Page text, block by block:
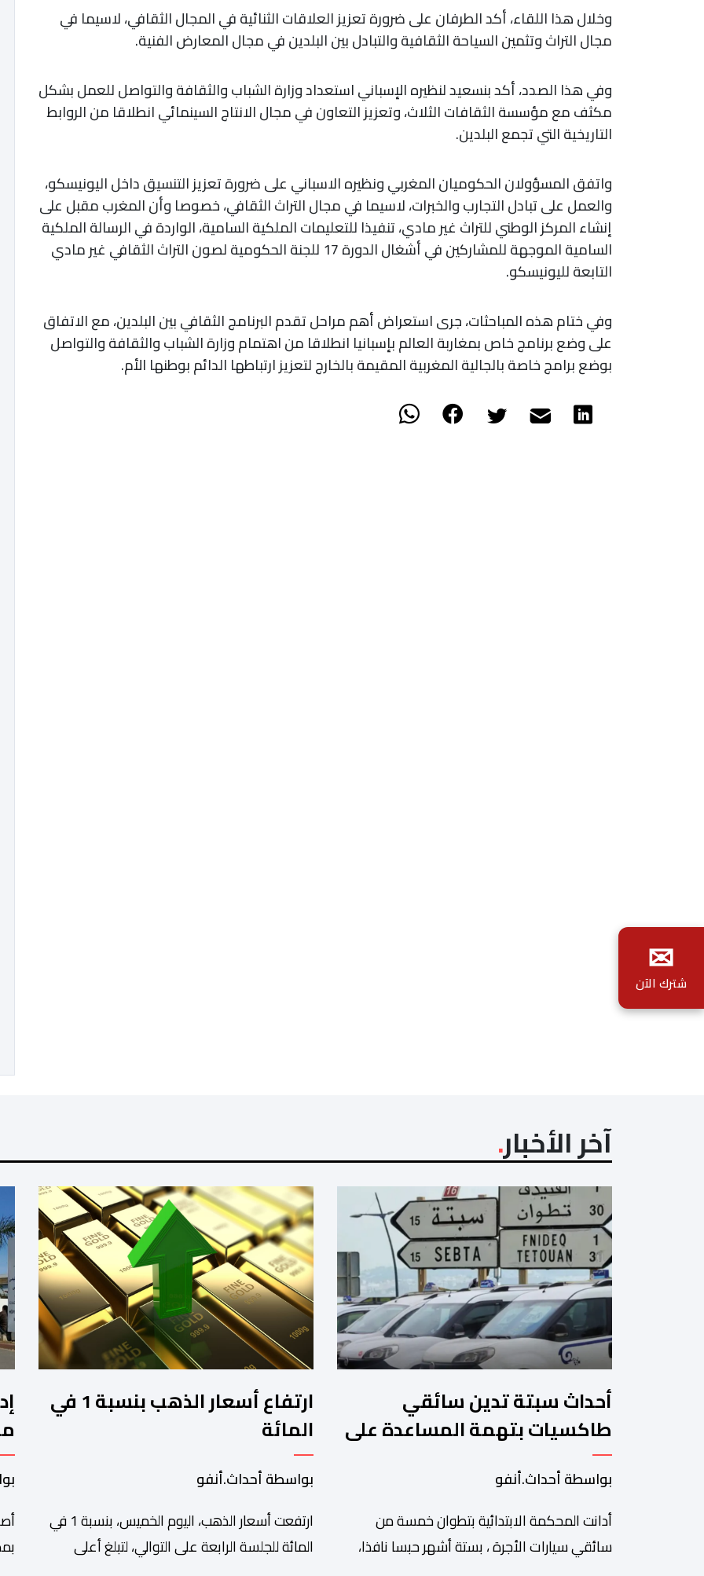
وخلال هذا اللقاء، أكد الطرفان على ضرورة تعزيز العلاقات الثنائية في المجال الثقافي، لاسيما في
مجال التراث وتثمين السياحة الثقافية والتبادل بين البلدين في مجال المعارض الفنية.
وفي هذا الصدد، أكد بنسعيد لنظيره الإسباني استعداد وزارة الشباب والثقافة والتواصل للعمل بشكل
مكثف مع مؤسسة الثقافات الثلاث، وتعزيز التعاون في مجال الانتاج السينمائي انطلاقا من الروابط
التاريخية التي تجمع البلدين.
واتفق المسؤولان الحكوميان المغربي ونظيره الاسباني على ضرورة تعزيز التنسيق داخل اليونيسكو،
والعمل على تبادل التجارب والخبرات، لاسيما في مجال التراث الثقافي، خصوصا وأن المغرب مقبل على
إنشاء المركز الوطني للتراث غير مادي، تنفيذا للتعليمات الملكية السامية، الواردة في الرسالة الملكية
السامية الموجهة للمشاركين في أشغال الدورة 17 للجنة الحكومية لصون التراث الثقافي غير مادي
التابعة لليونيسكو.
وفي ختام هذه المباحثات، جرى استعراض أهم مراحل تقدم البرنامج الثقافي بين البلدين، مع الاتفاق
على وضع برنامج خاص بمغاربة العالم بإسبانيا انطلاقا من اهتمام وزارة الشباب والثقافة والتواصل
بوضع برامج خاصة بالجالية المغربية المقيمة بالخارج لتعزيز ارتباطها الدائم بوطنها الأم.
آخر الأخبار
أحداث سبتة تدين سائقي
طاكسيات بتهمة المساعدة على
الهجرة غير النظامية
بواسطة أحداث.أنفو
أدانت المحكمة الابتدائية بتطوان خمسة من
سائقي سيارات الأجرة ، بستة أشهر حبسا نافذا،
ارتفاع أسعار الذهب بنسبة 1 في
المائة
بواسطة أحداث.أنفو
ارتفعت أسعار الذهب، اليوم الخميس، بنسبة 1 في
المائة للجلسة الرابعة على التوالي، لتبلغ أعلى
✉
شترك الآن